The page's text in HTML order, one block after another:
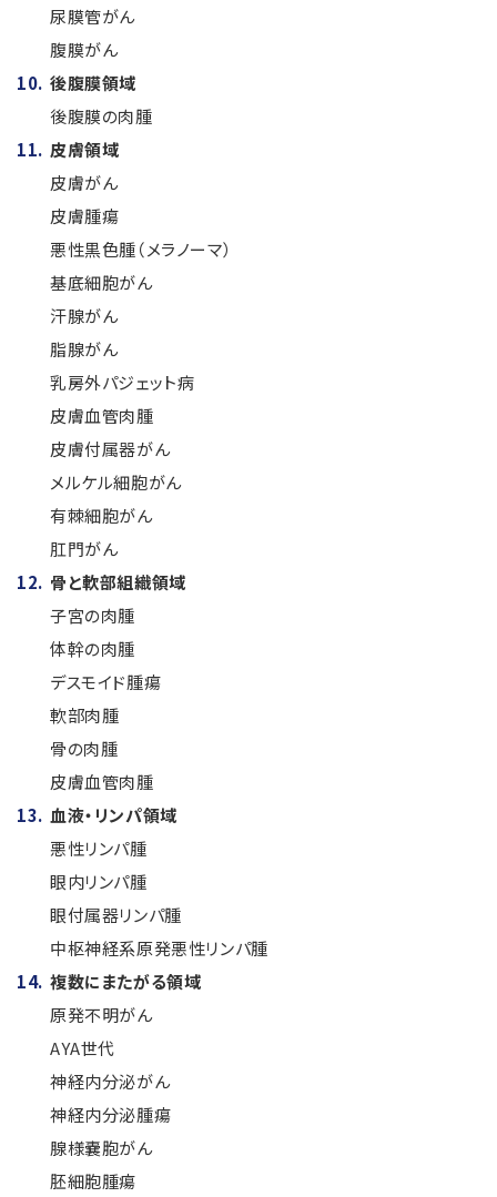
尿膜管がん
腹膜がん
後腹膜領域
後腹膜の肉腫
皮膚領域
皮膚がん
皮膚腫瘍
悪性黒色腫（メラノーマ）
基底細胞がん
汗腺がん
脂腺がん
乳房外パジェット病
皮膚血管肉腫
皮膚付属器がん
メルケル細胞がん
有棘細胞がん
肛門がん
骨と軟部組織領域
子宮の肉腫
体幹の肉腫
デスモイド腫瘍
軟部肉腫
骨の肉腫
皮膚血管肉腫
血液・リンパ領域
悪性リンパ腫
眼内リンパ腫
眼付属器リンパ腫
中枢神経系原発悪性リンパ腫
複数にまたがる領域
原発不明がん
AYA世代
神経内分泌がん
神経内分泌腫瘍
腺様嚢胞がん
胚細胞腫瘍